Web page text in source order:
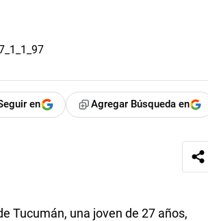
en Agregar Búsqueda en
Tucumán, una joven de 27 años,